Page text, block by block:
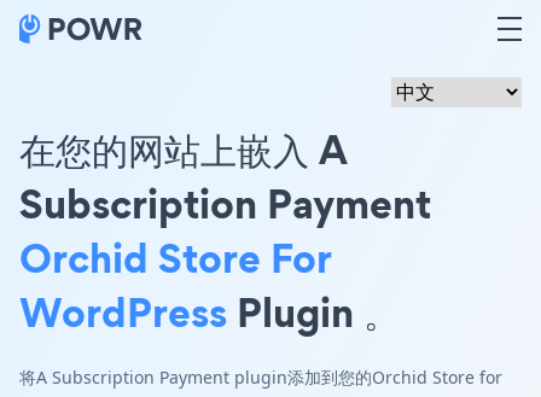
在您的网站上嵌入 A
Subscription Payment
Orchid Store For
WordPress Plugin 。
将A Subscription Payment plugin添加到您的Orchid Store for